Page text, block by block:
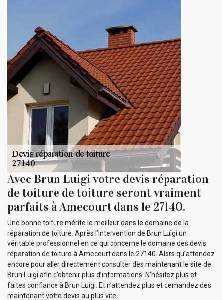
Avec Brun Luigi votre devis réparation
de toiture de toiture seront vraiment
parfaits à Amecourt dans le 27140.
Une bonne toiture mérite le meilleur dans le domaine de la
réparation de toiture. Après l’intervention de Brun Luigi un
véritable professionnel en ce qui concerne le domaine des devis
réparation de toiture à Amecourt dans le 27140. Alors qu’attendez
encore pour aller directement consulter dès maintenant le site de
Brun Luigi afin d’obtenir plus d’informations. N’hésitez plus et
faites confiance à Brun Luigi. Et n’attendez plus et demandez des
maintenant votre devis au plus vite.